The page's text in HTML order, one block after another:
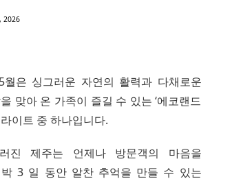
2026
은 싱그러운 자연의 활력과 다채로운
맞아 온 가족이 즐길 수 있는 ‘에코랜드
이트 중 하나입니다.
제주는 언제나 방문객의 마음을
3 일 동안 알찬 추억을 만들 수 있는